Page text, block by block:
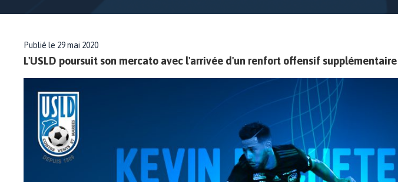
Publié le 29 mai 2020
L'USLD poursuit son mercato avec l'arrivée d'un renfort offensif